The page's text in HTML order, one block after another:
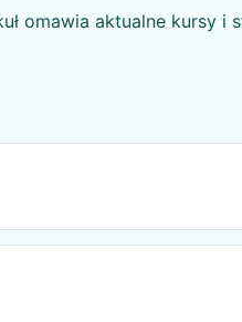
omawia aktualne kursy